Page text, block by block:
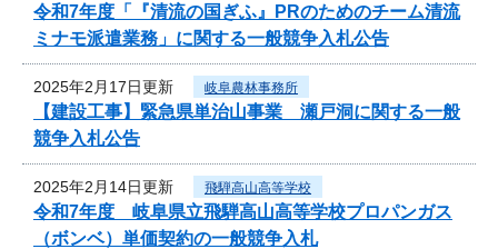
令和7年度「『清流の国ぎふ』PRのためのチーム清流
ミナモ派遣業務」に関する一般競争入札公告
2025年2月17日更新 岐阜農林事務所
【建設工事】緊急県単治山事業 瀬戸洞に関する一般
競争入札公告
2025年2月14日更新 飛騨高山高等学校
令和7年度 岐阜県立飛騨高山高等学校プロパンガス
（ボンベ）単価契約の一般競争入札